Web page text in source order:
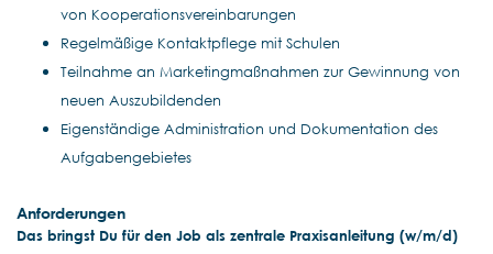
von Kooperationsvereinbarungen
Regelmäßige Kontaktpflege mit Schulen
Teilnahme an Marketingmaßnahmen zur Gewinnung von
neuen Auszubildenden
Eigenständige Administration und Dokumentation des
Aufgabengebietes
Anforderungen
Das bringst Du für den Job als zentrale Praxisanleitung (w/m/d)